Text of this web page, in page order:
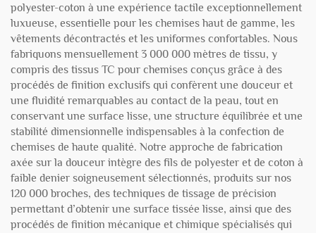
polyester-coton à une expérience tactile exceptionnellement
luxueuse, essentielle pour les chemises haut de gamme, les
vêtements décontractés et les uniformes confortables. Nous
fabriquons mensuellement 3 000 000 mètres de tissu, y
compris des tissus TC pour chemises conçus grâce à des
procédés de finition exclusifs qui confèrent une douceur et
une fluidité remarquables au contact de la peau, tout en
conservant une surface lisse, une structure équilibrée et une
stabilité dimensionnelle indispensables à la confection de
chemises de haute qualité. Notre approche de fabrication
axée sur la douceur intègre des fils de polyester et de coton à
faible denier soigneusement sélectionnés, produits sur nos
120 000 broches, des techniques de tissage de précision
permettant d’obtenir une surface tissée lisse, ainsi que des
procédés de finition mécanique et chimique spécialisés qui